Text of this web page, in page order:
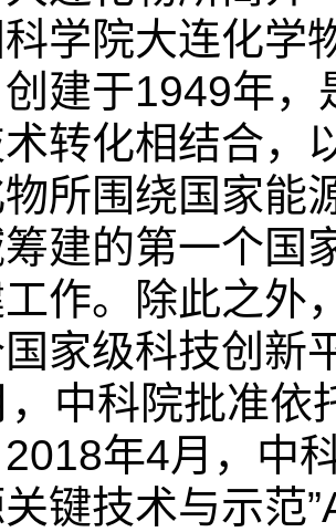
学院大连化学
建于1949年
转化相结合，
所围绕国家能
建的第一个
作。除此之外
家级科技创新
，中科院批准依
2018年4月，中
键技术与示范